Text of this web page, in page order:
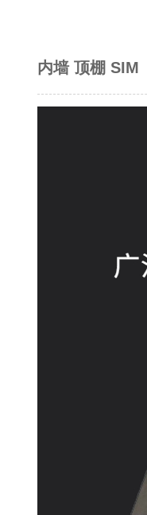
内墙 顶棚 SIM